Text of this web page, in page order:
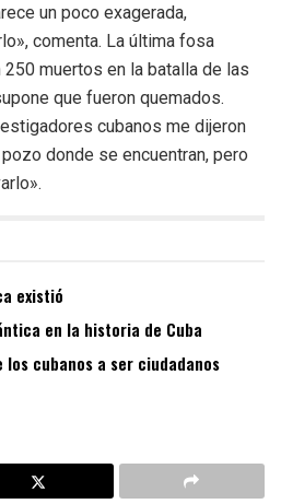
un poco exagerada,
comenta. La última fosa
250 muertos en la batalla de las
que fueron quemados.
cubanos me dijeron
donde se encuentran, pero
existió
en la historia de Cuba
cubanos a ser ciudadanos